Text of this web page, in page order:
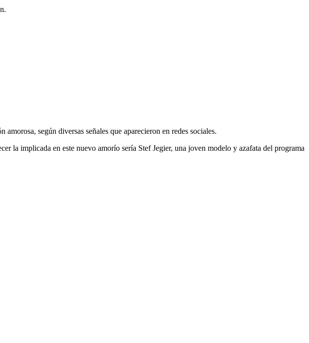
según diversas señales que aparecieron en redes sociales.
la implicada en este nuevo amorío sería Stef Jegier, una joven modelo y azafata del programa